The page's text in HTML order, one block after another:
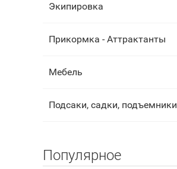
Экипировка
Прикормка - Аттрактанты
Мебель
Подсаки, садки, подъемники
Популярное